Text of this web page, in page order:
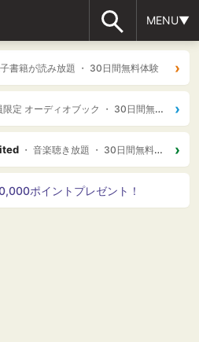
MENU▼
書籍が読み放題 ・ 30日間無料体験 ›
オーディオブック ・ 30日間無料体験 ›
・ 音楽聴き放題 ・ 30日間無料体験 ›
ポイントプレゼント！